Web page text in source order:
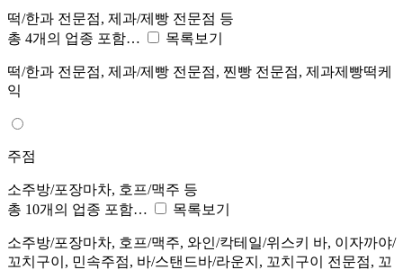
떡/한과 전문점, 제과/제빵 전문점 등
총 4개의 업종 포함…
목록보기
떡/한과 전문점, 제과/제빵 전문점, 찐빵 전문점, 제과제빵떡케
익
주점
소주방/포장마차, 호프/맥주 등
총 10개의 업종 포함…
목록보기
소주방/포장마차, 호프/맥주, 와인/칵테일/위스키 바, 이자까야/
꼬치구이, 민속주점, 바/스탠드바/라운지, 꼬치구이 전문점, 꼬